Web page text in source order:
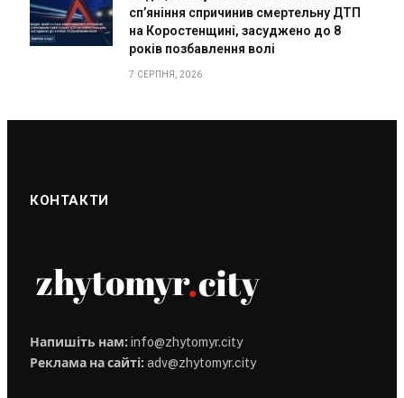
сп’яніння спричинив смертельну ДТП
на Коростенщині, засуджено до 8
років позбавлення волі
7 СЕРПНЯ, 2026
КОНТАКТИ
Напишіть нам: info@zhytomyr.city
Реклама на сайті: adv@zhytomyr.city